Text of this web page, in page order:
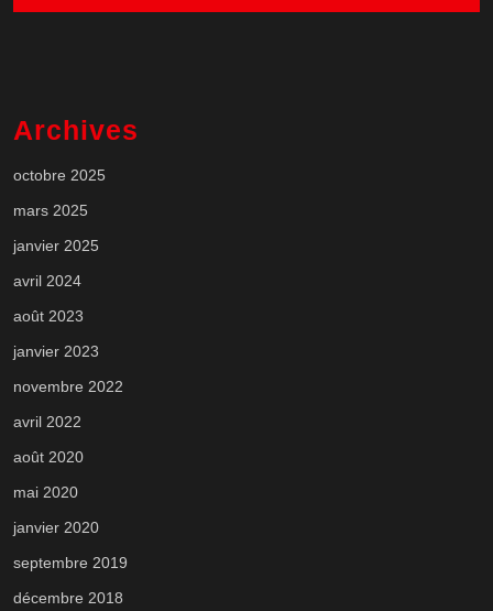
Archives
octobre 2025
mars 2025
janvier 2025
avril 2024
août 2023
janvier 2023
novembre 2022
avril 2022
août 2020
mai 2020
janvier 2020
septembre 2019
décembre 2018